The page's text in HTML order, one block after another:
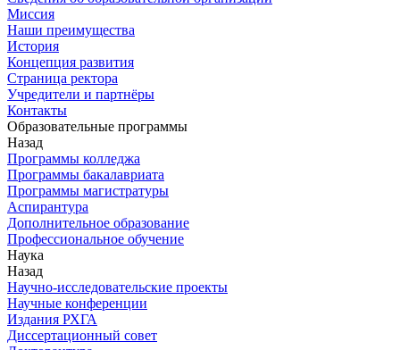
Миссия
Наши преимущества
История
Концепция развития
Страница ректора
Учредители и партнёры
Контакты
Образовательные программы
Назад
Программы колледжа
Программы бакалавриата
Программы магистратуры
Аспирантура
Дополнительное образование
Профессиональное обучение
Наука
Назад
Научно-исследовательские проекты
Научные конференции
Издания РХГА
Диссертационный совет